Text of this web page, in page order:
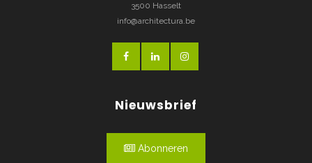
3500 Hasselt
info@architectura.be
Nieuwsbrief
Abonneren